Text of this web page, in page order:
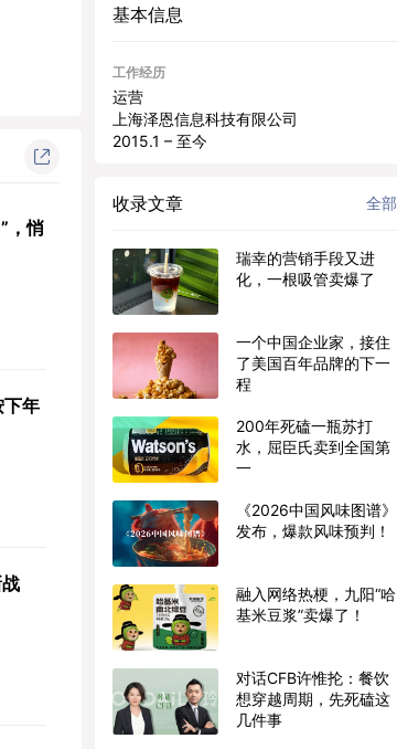
，悄
下年
基本信息
工作经历
运营
上海泽恩信息科技有限公司
2015.1 – 至今
收录文章 全部
瑞幸的营销手段又进
化，一根吸管卖爆了
一个中国企业家，接住
了美国百年品牌的下一
程
200年死磕一瓶苏打
水，屈臣氏卖到全国第
一
《2026中国风味图谱》
发布，爆款风味预判！
融入网络热梗，九阳“哈
基米豆浆”卖爆了！
对话CFB许惟抡：餐饮
想穿越周期，先死磕这
几件事